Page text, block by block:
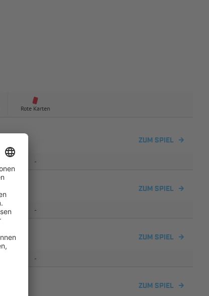
Rote Karten
ZUM SPIEL
-
ZUM SPIEL
-
ZUM SPIEL
-
ZUM SPIEL